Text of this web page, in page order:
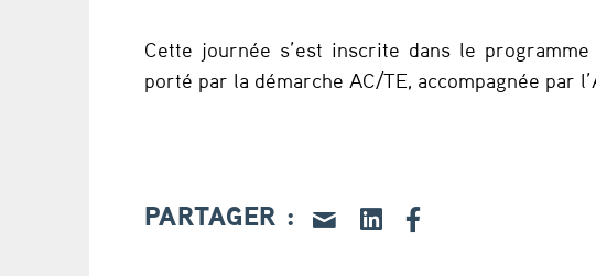
e
a
s
Cette journée s’est inscrite dans le programme
porté par la démarche AC/TE, accompagnée par
PARTAGER :